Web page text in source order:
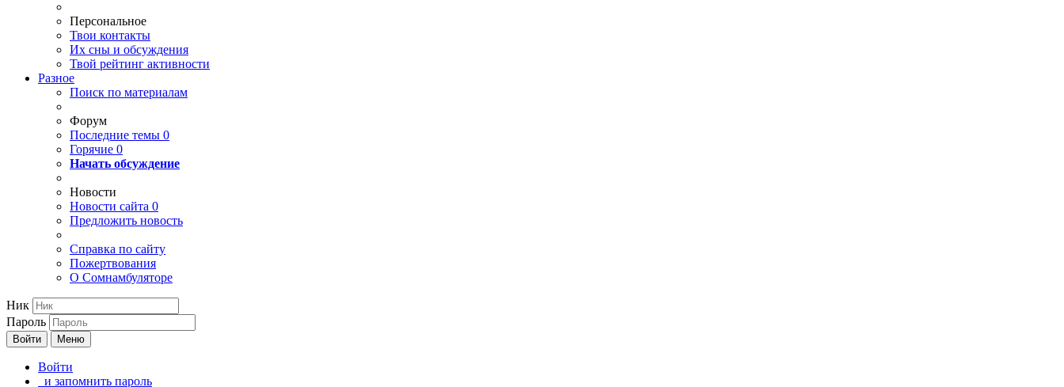
Персональное
Твои контакты
Их сны и обсуждения
Твой рейтинг активности
Разное
Поиск по материалам
Форум
Последние темы 0
Горячие 0
Начать обсуждение
Новости
Новости сайта 0
Предложить новость
Справка по сайту
Пожертвования
О Сомнамбуляторе
Ник
Пароль
Войти Меню
Войти
и запомнить пароль